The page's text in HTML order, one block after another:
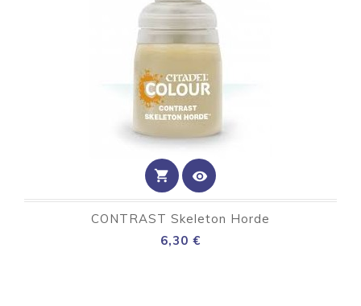
shopping_cart visibility
CONTRAST Skeleton Horde
6,30 €